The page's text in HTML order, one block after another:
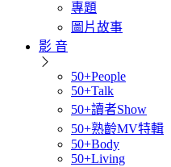
專題
圖片故事
影 音
50+People
50+Talk
50+讀者Show
50+熟齡MV特輯
50+Body
50+Living